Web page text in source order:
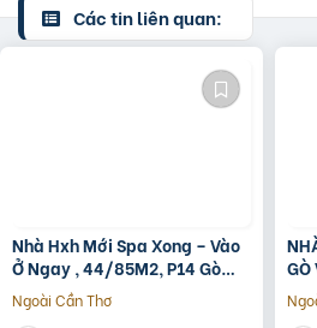
Các tin liên quan:
Nhà Hxh Mới Spa Xong – Vào
Ở Ngay , 44/85M2, P14 Gò
Vấp, Giá 4.X Tỷ
Ngoài Cần Thơ
–